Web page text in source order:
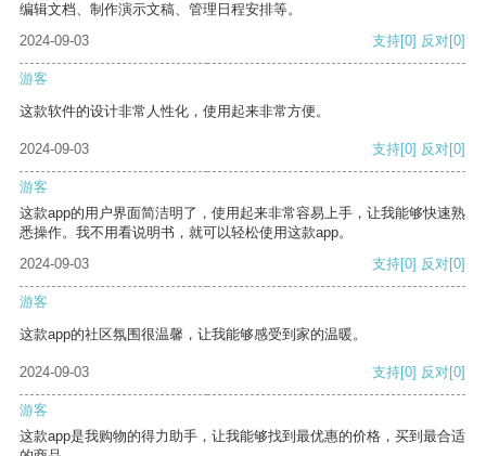
编辑文档、制作演示文稿、管理日程安排等。
2024-09-03
支持[0] 反对[0]
游客
这款软件的设计非常人性化，使用起来非常方便。
2024-09-03 支持[0] 反对[0]
游客
这款app的用户界面简洁明了，使用起来非常容易上手，让我能够快速熟
悉操作。我不用看说明书，就可以轻松使用这款app。
2024-09-03
支持[0] 反对[0]
游客
这款app的社区氛围很温馨，让我能够感受到家的温暖。
2024-09-03 支持[0] 反对[0]
游客
这款app是我购物的得力助手，让我能够找到最优惠的价格，买到最合适